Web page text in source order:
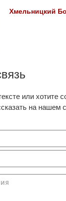
Хмельницкий
или хотите
на нашем